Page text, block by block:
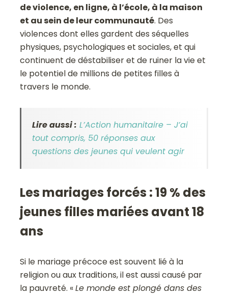
de violence, en ligne, à l’école, à la maison
et au sein de leur communauté. Des
violences dont elles gardent des séquelles
physiques, psychologiques et sociales, et qui
continuent de déstabiliser et de ruiner la vie et
le potentiel de millions de petites filles à
travers le monde.
Lire aussi : L’Action humanitaire – J’ai
tout compris, 50 réponses aux
questions des jeunes qui veulent agir
Les mariages forcés : 19 % des
jeunes filles mariées avant 18
ans
Si le mariage précoce est souvent lié à la
religion ou aux traditions, il est aussi causé par
la pauvreté. «Le monde est plongé dans des